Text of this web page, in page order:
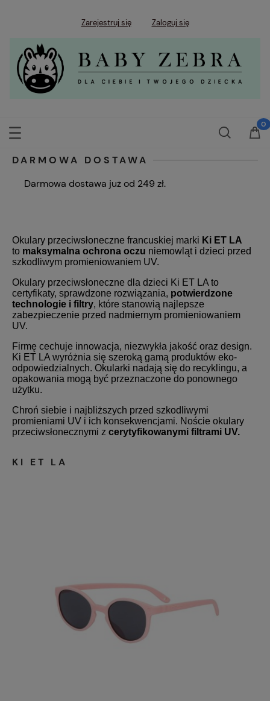
Zarejestruj się Zaloguj się
DARMOWA DOSTAWA
Darmowa dostawa już od 249 zł.
Okulary przeciwsłoneczne francuskiej marki Ki ET LA
to maksymalna ochrona oczu niemowląt i dzieci przed
szkodliwym promieniowaniem UV.
Okulary przeciwsłoneczne dla dzieci Ki ET LA to
certyfikaty, sprawdzone rozwiązania, potwierdzone
technologie i filtry, które stanowią najlepsze
zabezpieczenie przed nadmiernym promieniowaniem
UV.
Firmę cechuje innowacja, niezwykła jakość oraz design.
Ki ET LA wyróżnia się szeroką gamą produktów eko-
odpowiedzialnych. Okularki nadają się do recyklingu, a
opakowania mogą być przeznaczone do ponownego
użytku.
Chroń siebie i najbliższych przed szkodliwymi
promieniami UV i ich konsekwencjami. Noście okulary
przeciwsłonecznymi z cerytyfikowanymi filtrami UV.
KI ET LA